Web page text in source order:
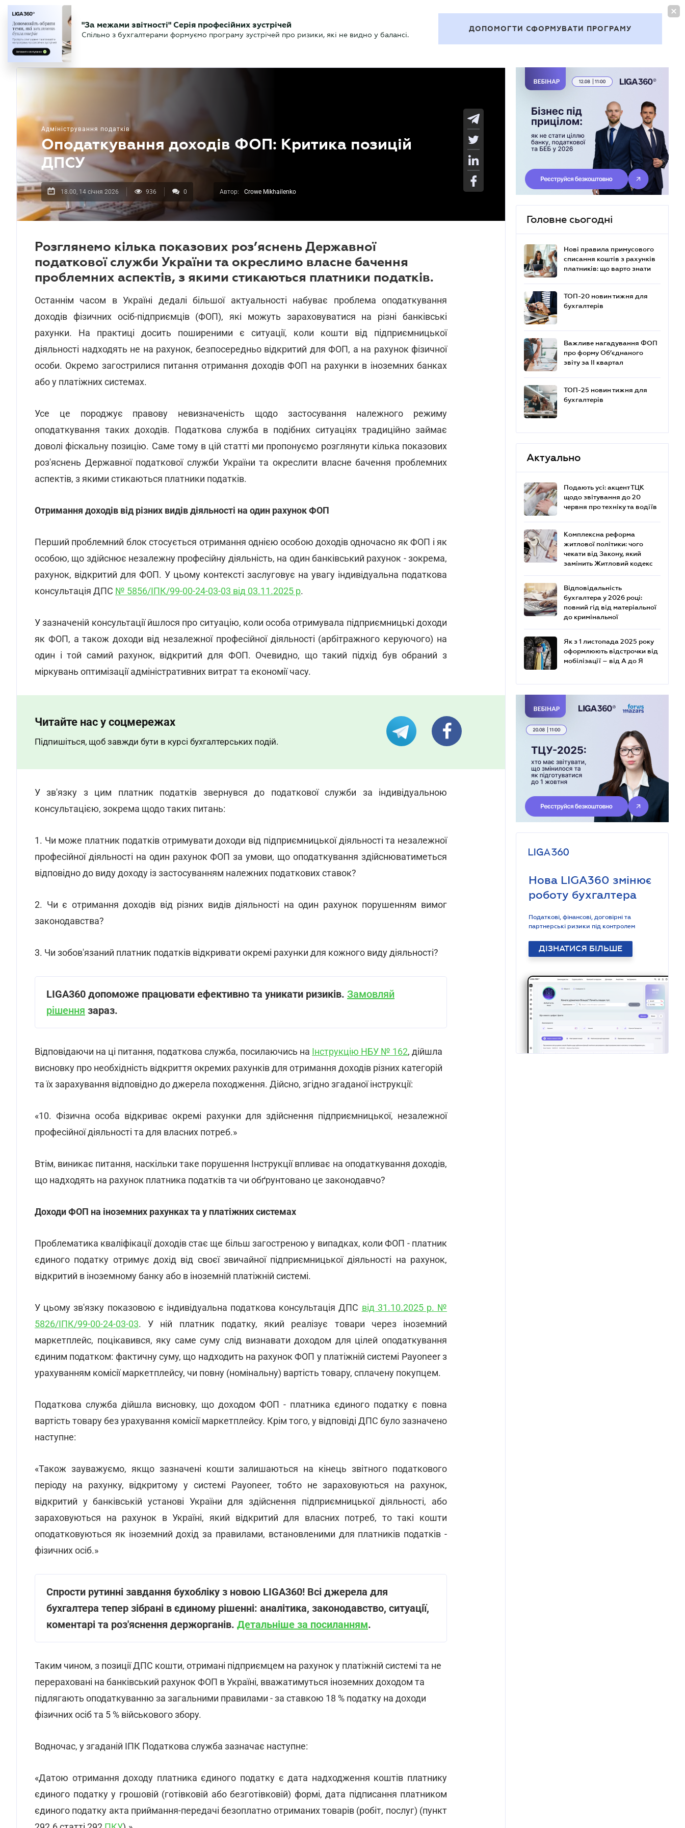
БУХГАЛТЕР Новини Аналітика Календар Актуально
"За межами звітності" Серія професійних зустрічей
Спільно з бухгалтерами формуємо програму зустрічей про ризики, які не видно у балансі.
ДОПОМОГТИ СФОРМУВАТИ ПРОГРАМУ
Адміністрування податків
Оподаткування доходів ФОП: Критика позицій
ДПСУ
18.00, 14 січня 2026 936 0 Автор: Crowe Mikhailenko
Розглянемо кілька показових роз’яснень Державної
податкової служби України та окреслимо власне бачення
проблемних аспектів, з якими стикаються платники податків.
Останнім часом в Україні дедалі більшої актуальності набуває проблема оподаткування
доходів фізичних осіб-підприємців (ФОП), які можуть зараховуватися на різні банківські
рахунки. На практиці досить поширеними є ситуації, коли кошти від підприємницької
діяльності надходять не на рахунок, безпосередньо відкритий для ФОП, а на рахунок фізичної
особи. Окремо загострилися питання отримання доходів ФОП на рахунки в іноземних банках
або у платіжних системах.
Усе це породжує правову невизначеність щодо застосування належного режиму
оподаткування таких доходів. Податкова служба в подібних ситуаціях традиційно займає
доволі фіскальну позицію. Саме тому в цій статті ми пропонуємо розглянути кілька показових
роз'яснень Державної податкової служби України та окреслити власне бачення проблемних
аспектів, з якими стикаються платники податків.
Отримання доходів від різних видів діяльності на один рахунок ФОП
Перший проблемний блок стосується отримання однією особою доходів одночасно як ФОП і як
особою, що здійснює незалежну професійну діяльність, на один банківський рахунок - зокрема,
рахунок, відкритий для ФОП. У цьому контексті заслуговує на увагу індивідуальна податкова
консультація ДПС № 5856/ІПК/99-00-24-03-03 від 03.11.2025 р.
У зазначеній консультації йшлося про ситуацію, коли особа отримувала підприємницькі доходи
як ФОП, а також доходи від незалежної професійної діяльності (арбітражного керуючого) на
один і той самий рахунок, відкритий для ФОП. Очевидно, що такий підхід був обраний з
міркувань оптимізації адміністративних витрат та економії часу.
Читайте нас у соцмережах
Підпишіться, щоб завжди бути в курсі бухгалтерських подій.
У зв'язку з цим платник податків звернувся до податкової служби за індивідуальною
консультацією, зокрема щодо таких питань:
1. Чи може платник податків отримувати доходи від підприємницької діяльності та незалежної
професійної діяльності на один рахунок ФОП за умови, що оподаткування здійснюватиметься
відповідно до виду доходу із застосуванням належних податкових ставок?
2. Чи є отримання доходів від різних видів діяльності на один рахунок порушенням вимог
законодавства?
3. Чи зобов'язаний платник податків відкривати окремі рахунки для кожного виду діяльності?
LIGA360 допоможе працювати ефективно та уникати ризиків. Замовляй
рішення зараз.
Відповідаючи на ці питання, податкова служба, посилаючись на Інструкцію НБУ № 162, дійшла
висновку про необхідність відкриття окремих рахунків для отримання доходів різних категорій
та їх зарахування відповідно до джерела походження. Дійсно, згідно згаданої інструкції:
«10. Фізична особа відкриває окремі рахунки для здійснення підприємницької, незалежної
професійної діяльності та для власних потреб.»
Втім, виникає питання, наскільки таке порушення Інструкції впливає на оподаткування доходів,
що надходять на рахунок платника податків та чи обґрунтовано це законодавчо?
Доходи ФОП на іноземних рахунках та у платіжних системах
Проблематика кваліфікації доходів стає ще більш загостреною у випадках, коли ФОП - платник
єдиного податку отримує дохід від своєї звичайної підприємницької діяльності на рахунок,
відкритий в іноземному банку або в іноземній платіжній системі.
У цьому зв'язку показовою є індивідуальна податкова консультація ДПС від 31.10.2025 р. №
5826/ІПК/99-00-24-03-03. У ній платник податку, який реалізує товари через іноземний
маркетплейс, поцікавився, яку саме суму слід визнавати доходом для цілей оподаткування
єдиним податком: фактичну суму, що надходить на рахунок ФОП у платіжній системі Payoneer з
урахуванням комісії маркетплейсу, чи повну (номінальну) вартість товару, сплачену покупцем.
Податкова служба дійшла висновку, що доходом ФОП - платника єдиного податку є повна
вартість товару без урахування комісії маркетплейсу. Крім того, у відповіді ДПС було зазначено
наступне:
«Також зауважуємо, якщо зазначені кошти залишаються на кінець звітного податкового
періоду на рахунку, відкритому у системі Payoneer, тобто не зараховуються на рахунок,
відкритий у банківській установі України для здійснення підприємницької діяльності, або
зараховуються на рахунок в Україні, який відкритий для власних потреб, то такі кошти
оподатковуються як іноземний дохід за правилами, встановленими для платників податків -
фізичних осіб.»
Спрости рутинні завдання бухобліку з новою LIGA360! Всі джерела для
бухгалтера тепер зібрані в єдиному рішенні: аналітика, законодавство, ситуації,
коментарі та роз'яснення держорганів. Детальніше за посиланням.
Таким чином, з позиції ДПС кошти, отримані підприємцем на рахунок у платіжній системі та не
перераховані на банківський рахунок ФОП в Україні, вважатимуться іноземних доходом та
підлягають оподаткуванню за загальними правилами - за ставкою 18 % податку на доходи
фізичних осіб та 5 % військового збору.
Водночас, у згаданій ІПК Податкова служба зазначає наступне:
«Датою отримання доходу платника єдиного податку є дата надходження коштів платнику
єдиного податку у грошовій (готівковій або безготівковій) формі, дата підписання платником
єдиного податку акта приймання-передачі безоплатно отриманих товарів (робіт, послуг) (пункт
Головне сьогодні
Нові правила примусового
списання коштів з рахунків
платників: що варто знати
ТОП-20 новин тижня для
бухгалтерів
Важливе нагадування ФОП
про форму Об’єднаного
звіту за ІІ квартал
ТОП-25 новин тижня для
бухгалтерів
Актуально
Подають усі: акцент ТЦК
щодо звітування до 20
червня про техніку та водіїв
Комплексна реформа
житлової політики: чого
чекати від Закону, який
замінить Житловий кодекс
Відповідальність
бухгалтера у 2026 році:
повний гід від матеріальної
до кримінальної
Як з 1 листопада 2025 року
оформлюють відстрочки від
мобілізації – від А до Я
Нова LIGA360 змінює
роботу бухгалтера
Податкові, фінансові, договірні та
партнерські ризики під контролем
ДІЗНАТИСЯ БІЛЬШЕ